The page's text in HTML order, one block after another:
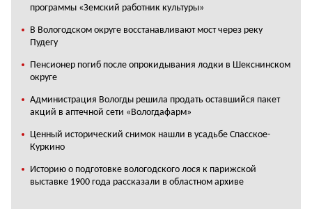
программы «Земский работник культуры»
В Вологодском округе восстанавливают мост через реку
Пудегу
Пенсионер погиб после опрокидывания лодки в Шекснинском
округе
Администрация Вологды решила продать оставшийся пакет
акций в аптечной сети «Вологдафарм»
Ценный исторический снимок нашли в усадьбе Спасское-
Куркино
Историю о подготовке вологодского лося к парижской
выставке 1900 года рассказали в областном архиве